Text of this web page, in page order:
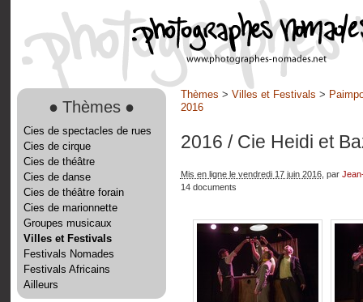
● Thèmes ●
Cies de spectacles de rues
Cies de cirque
Cies de théâtre
Cies de danse
Cies de théâtre forain
Cies de marionnette
Groupes musicaux
Villes et Festivals
Festivals Nomades
Festivals Africains
Ailleurs
Thèmes > Villes et Festivals >
2016
2016 / Cie Heidi et
Mis en ligne le vendredi 17 juin 2016, par
14 documents